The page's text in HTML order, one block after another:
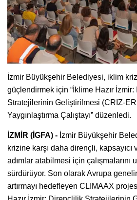
İzmir Büyükşehir Belediyesi, iklim
güçlendirmek için “İklime Hazır
Stratejilerinin Geliştirilmesi (CRIZ-
Yaygınlaştırma Çalıştayı” düzenledi.
İZMİR (İGFA) - İzmir Büyükşehir
krizine karşı daha dirençli, kapsayıcı
adımlar atabilmesi için çalışmalarını
sürdürüyor. Son olarak Avrupa
artırmayı hedefleyen CLIMAAX